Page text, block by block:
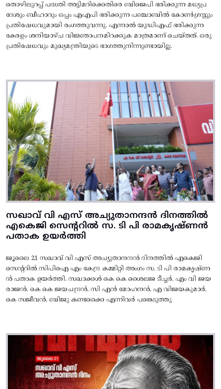
തൊഴിലുറപ്പ് പദ്ധതി അട്ടിമറിക്കെതിരെ ബിജെപി ഭരിക്കുന്ന മധ്യപ്ര
ദേശും ബീഹാറും ഒപ്പം എഎപി ഭരിക്കുന്ന പഞ്ചാബിൽ കോൺഗ്രസ്സും
പ്രതിഷേധവുമായി രംഗത്തുവന്നു. എന്നാൽ യുഡിഎഫ് ഭരിക്കുന്ന
കേരളം ശനിയാഴ്ച വിജ്ഞാപനമിറക്കുക മാത്രമാണ് ചെയ്തത്. ഒരു
പ്രതിഷേധവും മുഖ്യമന്ത്രിയുടെ ഭാഗത്തുനിന്നുണ്ടായില്ല.
സഖാവ് വി എസ് അച്യുതാനന്ദൻ ദിനത്തിൽ
എകെജി സെന്ററിൽ സ. ടി പി രാമകൃഷ്‌ണൻ
പതാക ഉയർത്തി
ജൂലൈ 21 സഖാവ് വി എസ് അച്യുതാനന്ദൻ ദിനത്തിൽ എകെജി
സെന്ററിൽ സിപിഐ എം കേന്ദ്ര കമ്മിറ്റി അംഗം സ. ടി പി രാമകൃഷ്‌ണ
ൻ പതാക ഉയർത്തി. സഖാക്കൾ കെ കെ ശൈലജ ടീച്ചർ, എം വി ജയ
രാജൻ, കെ കെ ജയചന്ദ്രൻ, സി എൻ മോഹനൻ, എ വിജയകുമാർ,
കെ സജീവൻ, ബിജു കണ്ടക്കൈ എന്നിവർ പങ്കെടുത്തു